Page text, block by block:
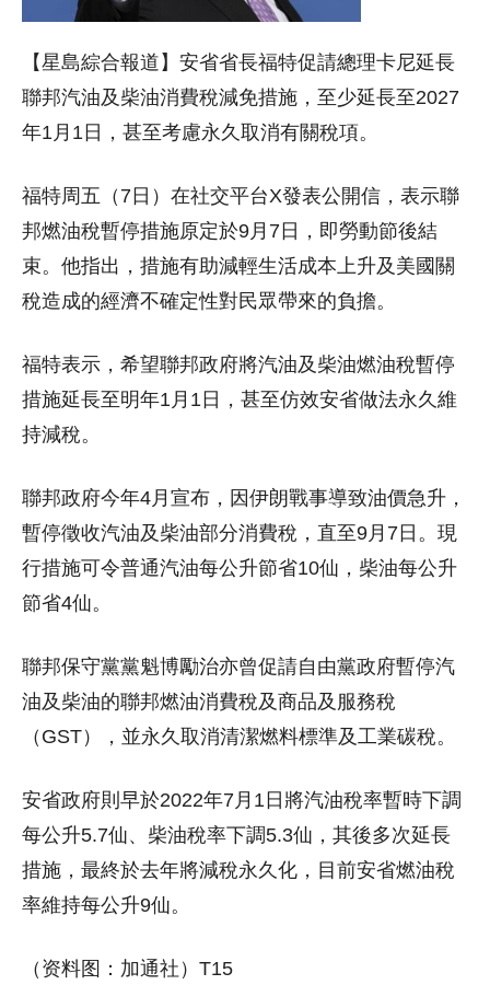
【星島綜合報道】安省省長福特促請總理卡尼延長
聯邦汽油及柴油消費稅減免措施，至少延長至2027
年1月1日，甚至考慮永久取消有關稅項。
福特周五（7日）在社交平台X發表公開信，表示聯
邦燃油稅暫停措施原定於9月7日，即勞動節後結
束。他指出，措施有助減輕生活成本上升及美國關
稅造成的經濟不確定性對民眾帶來的負擔。
福特表示，希望聯邦政府將汽油及柴油燃油稅暫停
措施延長至明年1月1日，甚至仿效安省做法永久維
持減稅。
聯邦政府今年4月宣布，因伊朗戰事導致油價急升，
暫停徵收汽油及柴油部分消費稅，直至9月7日。現
行措施可令普通汽油每公升節省10仙，柴油每公升
節省4仙。
聯邦保守黨黨魁博勵治亦曾促請自由黨政府暫停汽
油及柴油的聯邦燃油消費稅及商品及服務稅
（GST），並永久取消清潔燃料標準及工業碳稅。
安省政府則早於2022年7月1日將汽油稅率暫時下調
每公升5.7仙、柴油稅率下調5.3仙，其後多次延長
措施，最終於去年將減稅永久化，目前安省燃油稅
率維持每公升9仙。
（资料图：加通社）T15